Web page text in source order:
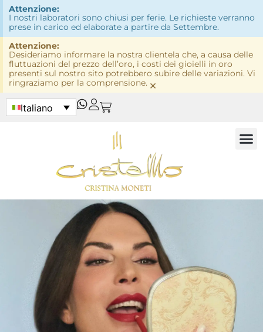
Attenzione:
I nostri laboratori sono chiusi per ferie. Le richieste verranno
prese in carico ed elaborate a partire da Settembre.
Attenzione:
Desideriamo informare la nostra clientela che, a causa delle
fluttuazioni del prezzo dell’oro, i costi dei gioielli in oro
presenti sul nostro sito potrebbero subire delle variazioni. Vi
ringraziamo per la comprensione. ×
Italiano